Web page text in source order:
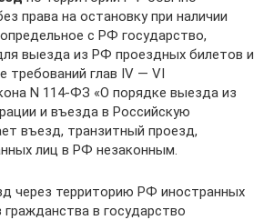
права на остановку при наличии
с РФ государство,
выезда из РФ проездных билетов и
требований глав IV — VI
N 114-ФЗ «О порядке выезда из
и въезда в Российскую
въезд, транзитный проезд,
лиц в РФ незаконным.
через территорию РФ иностранных
в государство